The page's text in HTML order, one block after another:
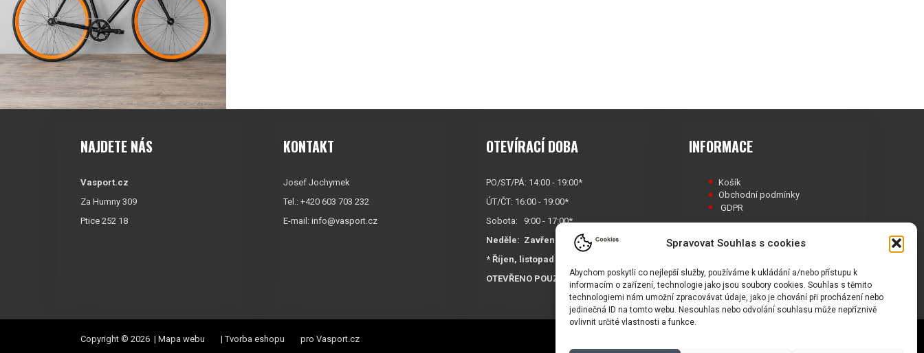
Spravovat Souhlas s cookies
Abychom poskytli co nejlepší služby, používáme k ukládání a/nebo přístupu k
informacím o zařízení, technologie jako jsou soubory cookies. Souhlas s těmito
technologiemi nám umožní zpracovávat údaje, jako je chování při procházení nebo
jedinečná ID na tomto webu. Nesouhlas nebo odvolání souhlasu může nepříznivě
ovlivnit určité vlastnosti a funkce.
NAJDETE NÁS
Vasport.cz
Za Humny 309
Ptice 252 18
KONTAKT
Josef Jochymek
Tel.: +420 603 703 232
E-mail: info@vasport.cz
OTEVÍRACÍ DOBA
PO/ST/PÁ: 14:00 - 19:00*
ÚT/ČT: 16:00 - 19:00*
Sobota: 9:00 - 17:00*
Neděle: Zavřeno
* Říjen, listopad a prosinec
OTEVŘENO POUZE
PO/ST/PÁ
INFORMACE
Košík
Obchodní podmínky
GDPR
Copyright © 2026 | Mapa webu |Tvorba eshopu pro Vasport.cz